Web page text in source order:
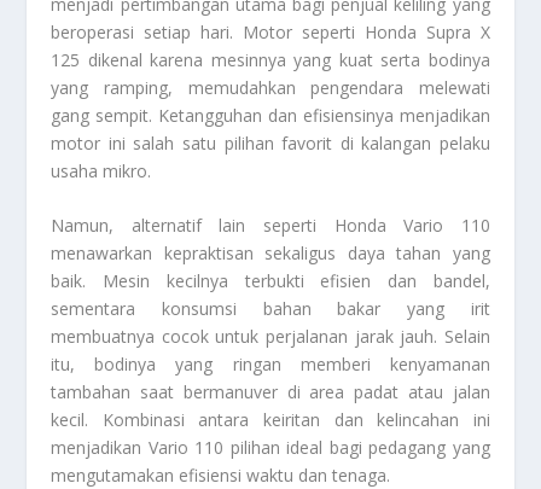
beroperasi setiap hari. Motor seperti Honda Supra X
125 dikenal karena mesinnya yang kuat serta bodinya
yang ramping, memudahkan pengendara melewati
gang sempit. Ketangguhan dan efisiensinya menjadikan
motor ini salah satu pilihan favorit di kalangan pelaku
usaha mikro.
Namun, alternatif lain seperti Honda Vario 110
menawarkan kepraktisan sekaligus daya tahan yang
baik. Mesin kecilnya terbukti efisien dan bandel,
sementara konsumsi bahan bakar yang irit
membuatnya cocok untuk perjalanan jarak jauh. Selain
itu, bodinya yang ringan memberi kenyamanan
tambahan saat bermanuver di area padat atau jalan
kecil. Kombinasi antara keiritan dan kelincahan ini
menjadikan Vario 110 pilihan ideal bagi pedagang yang
mengutamakan efisiensi waktu dan tenaga.